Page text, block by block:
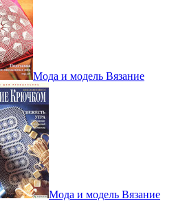
Мода и модель Вязание
Мода и модель Вязание